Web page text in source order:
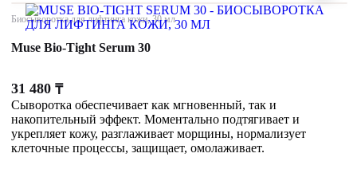
Биосыворотка для лифтинга кожи, 30 мл
Muse Bio-Tight Serum 30
31 480 ₸
Сыворотка обеспечивает как мгновенный, так и
накопительный эффект. Моментально подтягивает и
укрепляет кожу, разглаживает морщины, нормализует
клеточные процессы, защищает, омолаживает.